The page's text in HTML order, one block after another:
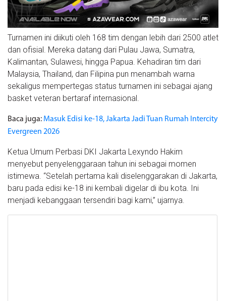
Turnamen ini diikuti oleh 168 tim dengan lebih dari 2500 atlet
dan ofisial. Mereka datang dari Pulau Jawa, Sumatra,
Kalimantan, Sulawesi, hingga Papua. Kehadiran tim dari
Malaysia, Thailand, dan Filipina pun menambah warna
sekaligus mempertegas status turnamen ini sebagai ajang
basket veteran bertaraf internasional.
Baca juga: Masuk Edisi ke-18, Jakarta Jadi Tuan Rumah Intercity
Evergreen 2026
Ketua Umum Perbasi DKI Jakarta Lexyndo Hakim
menyebut penyelenggaraan tahun ini sebagai momen
istimewa. “Setelah pertama kali diselenggarakan di Jakarta,
baru pada edisi ke-18 ini kembali digelar di ibu kota. Ini
menjadi kebanggaan tersendiri bagi kami,” ujarnya.